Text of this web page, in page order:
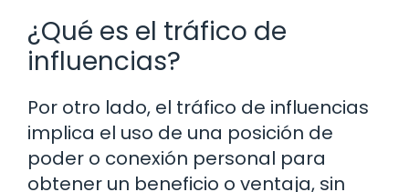
¿Qué es el tráfico de
influencias?
Por otro lado, el tráfico de influencias
implica el uso de una posición de
poder o conexión personal para
obtener un beneficio o ventaja, sin